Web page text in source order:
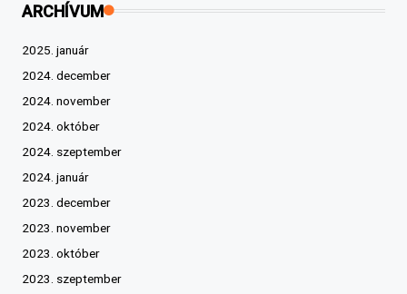
ARCHÍVUM
2025. január
2024. december
2024. november
2024. október
2024. szeptember
2024. január
2023. december
2023. november
2023. október
2023. szeptember